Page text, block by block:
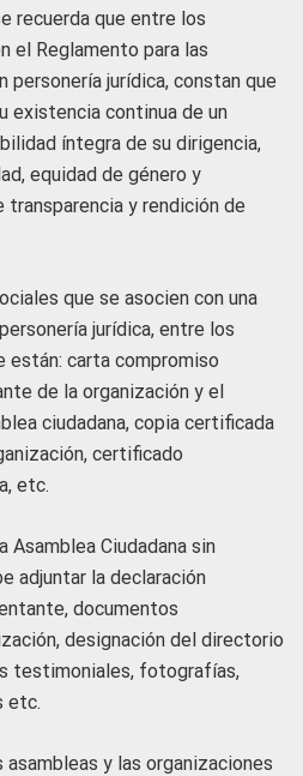
recuerda que entre los
el Reglamento para las
personería jurídica, constan que
existencia continua de un
íntegra de su dirigencia,
equidad de género y
transparencia y rendición de
que se asocien con una
jurídica, entre los
están: carta compromiso
de la organización y el
ciudadana, copia certificada
certificado
etc.
Asamblea Ciudadana sin
adjuntar la declaración
documentos
designación del directorio
testimoniales, fotografías,
etc.
asambleas y las organizaciones